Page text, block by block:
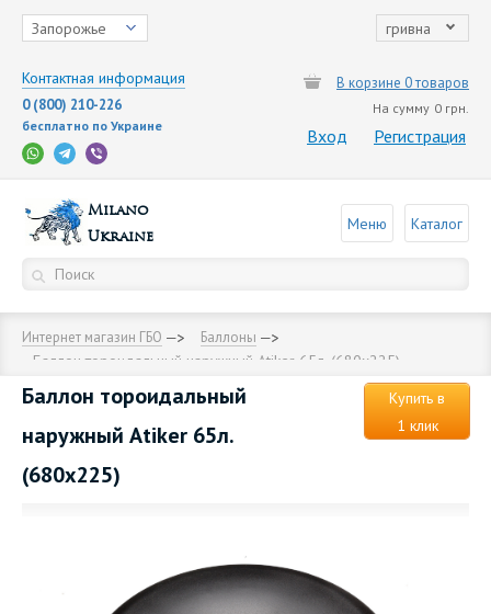
Запорожье гривна
Контактная информация
0 (800) 210-226
бесплатно по Украине
В корзине 0 товаров
На сумму 0 грн.
Вход Регистрация
Milano
Ukraine
Меню Каталог
Интернет магазин ГБО Баллоны
Баллон тороидальный наружный Аtiker 65л. (680х225)
Баллон тороидальный
наружный Аtiker 65л.
(680х225)
Купить в
1 клик